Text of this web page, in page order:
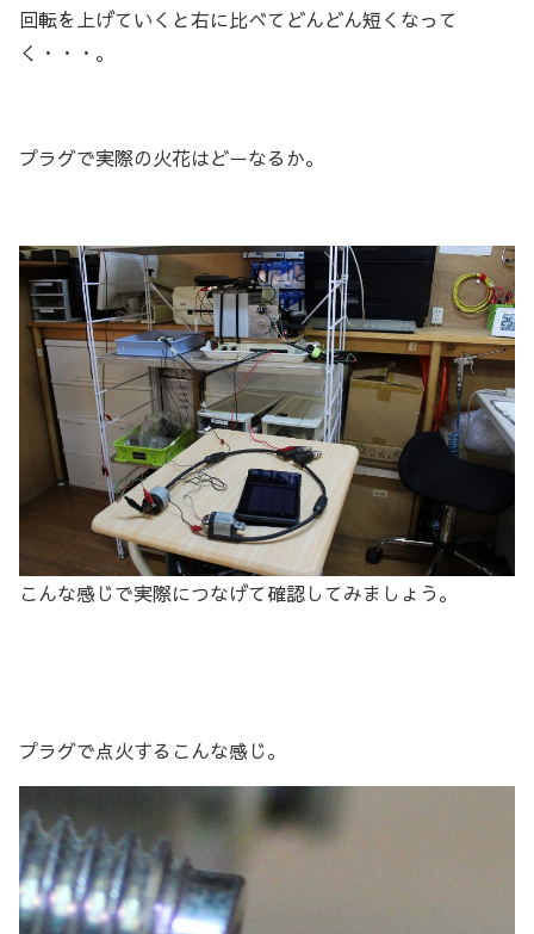
回転を上げていくと右に比べてどんどん短くなって
く・・・。
プラグで実際の火花はどーなるか。
こんな感じで実際につなげて確認してみましょう。
プラグで点火するこんな感じ。